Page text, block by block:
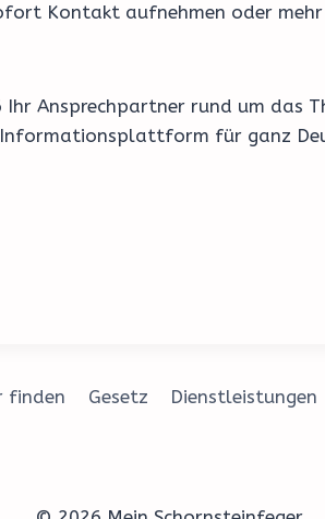
Kontakt aufnehmen oder mehr
Ansprechpartner rund um das
Informationsplattform für ganz
finden Gesetz Dienstleistungen